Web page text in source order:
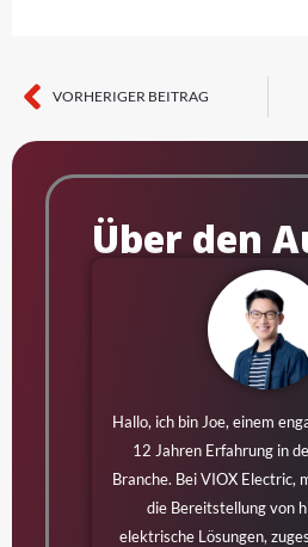
Zurück
VORHERIGER BEITRAG
Über den
Hallo, ich bin Joe, einem
12 Jahren Erfahrung in
Branche. Bei VIOX Electric,
die Bereitstellung von
elektrische Lösungen,